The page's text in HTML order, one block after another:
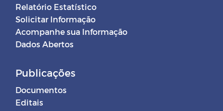
Relatório Estatístico
Solicitar Informação
Acompanhe sua Informação
Dados Abertos
Publicações
Documentos
Editais